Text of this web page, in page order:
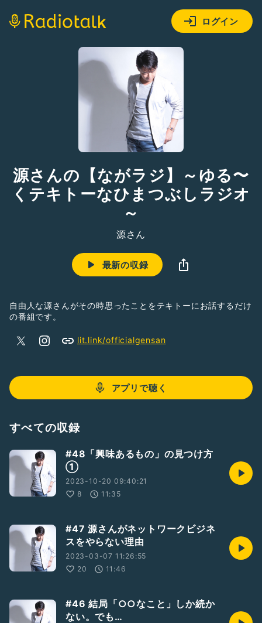
ログイン
源さんの【ながラジ】～ゆる〜
くテキトーなひまつぶしラジオ
～
源さん
最新の収録
自由人な源さんがその時思ったことをテキトーにお話するだけ
の番組です。
lit.link/officialgensan
アプリで聴く
すべての収録
#48「興味あるもの」の見つけ方
①
2023-10-20 09:40:21
8
11:35
#47 源さんがネットワークビジネ
スをやらない理由
2023-03-07 11:26:55
20
11:46
#46 結局「○○なこと」しか続か
ない。でも…